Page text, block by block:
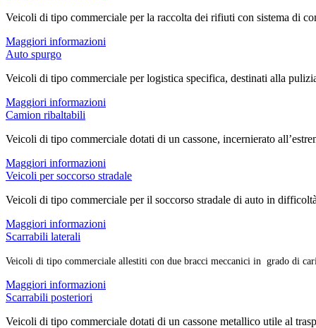
Veicoli di tipo commerciale per la raccolta dei rifiuti con sistema di
Maggiori informazioni
Auto spurgo
Veicoli di tipo commerciale per logistica specifica, destinati alla
Maggiori informazioni
Camion ribaltabili
Veicoli di tipo commerciale dotati di un cassone, incernierato
Maggiori informazioni
Veicoli per soccorso stradale
Veicoli di tipo commerciale per il soccorso stradale di auto in
Maggiori informazioni
Scarrabili laterali
Veicoli di tipo commerciale allestiti con due bracci meccanici in grado di
Maggiori informazioni
Scarrabili posteriori
Veicoli di tipo commerciale dotati di un cassone metallico utile al